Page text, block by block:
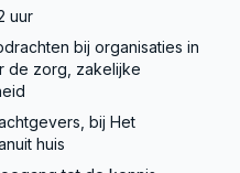
uur
bij organisaties in
de zorg, zakelijke
bij Het
huis